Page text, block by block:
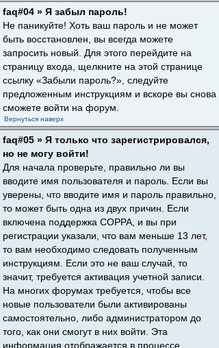
faq#04 » Я забыл пароль!
Не паникуйте! Хоть ваш пароль и не может
быть восстановлен, вы всегда можете
запросить новый. Для этого перейдите на
страницу входа, щелкните на этой странице
ссылку «Забыли пароль?», следуйте
предложенным инструкциям и вскоре вы снова
сможете войти на форум.
Вернуться наверх
faq#05 » Я только что зарегистрировался,
но не могу войти!
Для начала проверьте, правильно ли вы
вводите имя пользователя и пароль. Если вы
уверены, что вводите имя и пароль правильно,
то может быть одна из двух причин. Если
включена поддержка COPPA, и вы при
регистрации указали, что вам меньше 13 лет,
то вам необходимо следовать полученным
инструкциям. Если это не ваш случай, то
значит, требуется активация учетной записи.
На многих форумах требуется, чтобы все
новые пользователи были активированы
самостоятельно, либо администратором до
того, как они смогут в них войти. Эта
информация отображается в процессе